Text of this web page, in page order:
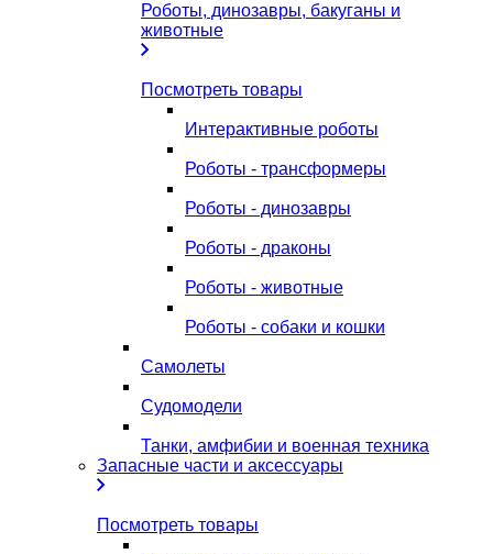
Роботы, динозавры, бакуганы и
животные
Посмотреть товары
Интерактивные роботы
Роботы - трансформеры
Роботы - динозавры
Роботы - драконы
Роботы - животные
Роботы - собаки и кошки
Самолеты
Судомодели
Танки, амфибии и военная техника
Запасные части и аксессуары
Посмотреть товары